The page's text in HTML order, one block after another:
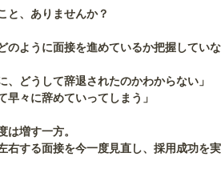
と、ありませんか？
のように面接を進めているか把握していな
、どうして辞退されたのかわからない」
早々に辞めていってしまう」
は増す一方。
右する面接を今一度見直し、採用成功を実